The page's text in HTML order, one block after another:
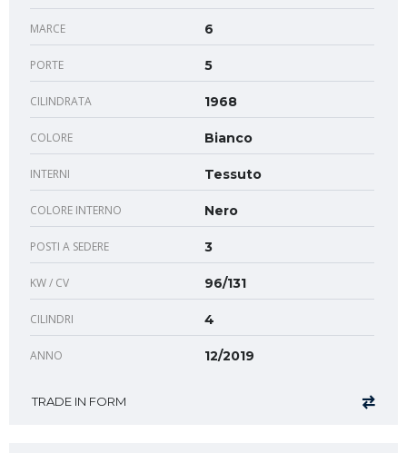
MARCE 6
PORTE 5
CILINDRATA 1968
COLORE Bianco
INTERNI Tessuto
COLORE INTERNO Nero
POSTI A SEDERE 3
KW / CV 96/131
CILINDRI 4
ANNO 12/2019
TRADE IN FORM